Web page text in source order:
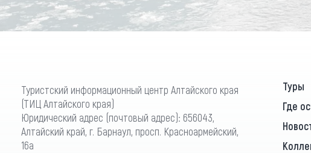
Туристский информационный центр Алтайского края
(ТИЦ Алтайского края)
Юридический адрес (почтовый адрес): 656043,
Алтайский край, г. Барнаул, просп. Красноармейский,
16а
Туры
Где